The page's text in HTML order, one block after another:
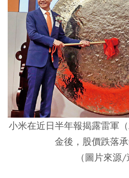
小米在近日半年報揭露雷軍
金後，股價跌落承
（圖片來源/